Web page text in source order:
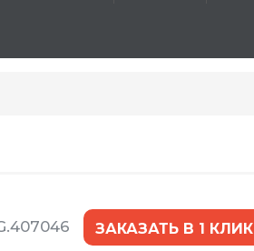
ЗАКАЗАТЬ В 1 КЛИК